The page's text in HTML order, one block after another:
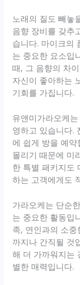
노래의 질도 빼놓
음향 장비를 갖추
습니다. 마이크의
는 중요한 요소입
때, 그 음향의 차
자신이 좋아하는
기회를 가집니다.
유앤미가라오케
영하고 있습니다.
에 쉽게 방을 예
몰리기 때문에 미
한 특별 패키지도
하는 고객에게도
가라오케는 단순
는 중요한 활동입
족, 연인과의 소
까지나 간직될 것
해 더 가까워지는
별한 매력입니다.